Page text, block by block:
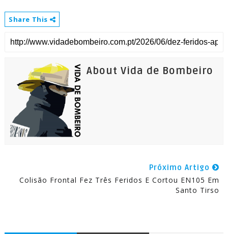
Share This
About Vida de Bombeiro
Próximo Artigo
Colisão Frontal Fez Três Feridos E Cortou EN105 Em
Santo Tirso